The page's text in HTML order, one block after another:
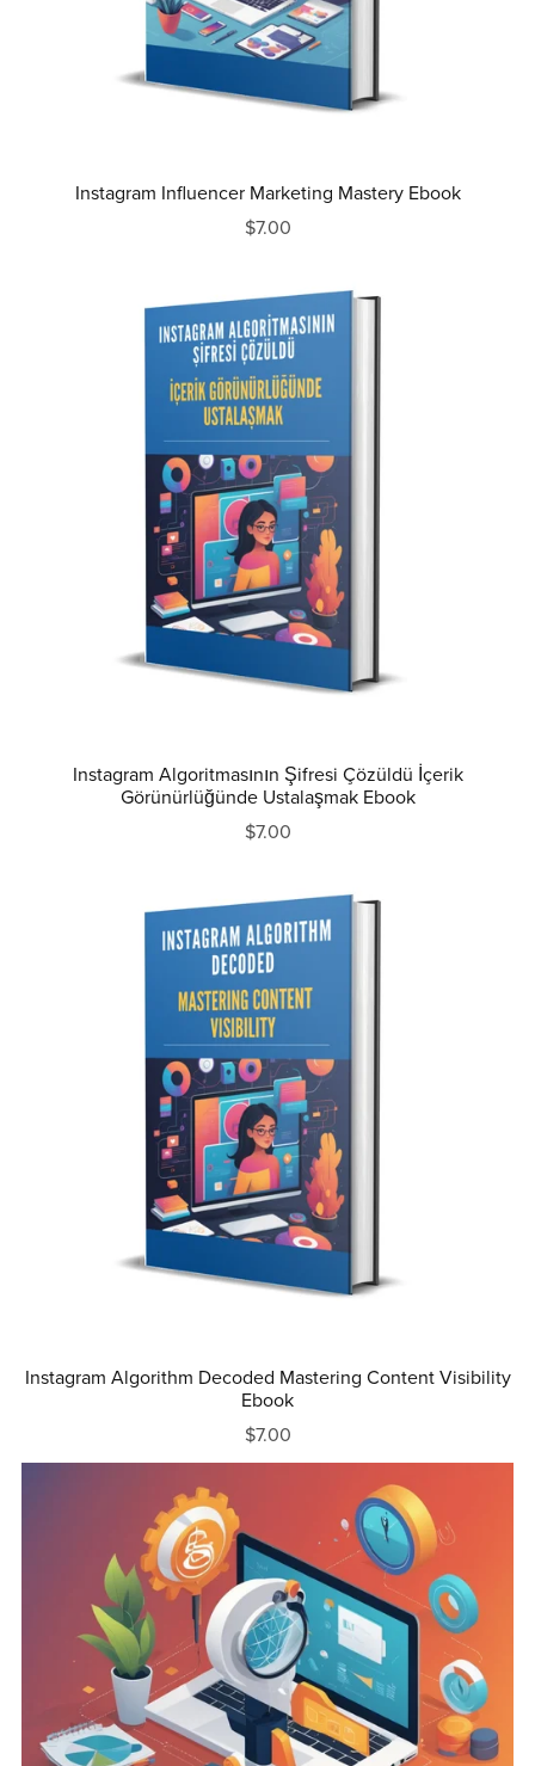
Instagram Influencer Marketing Mastery Ebook
$7.00
Instagram Algoritmasının Şifresi Çözüldü İçerik
Görünürlüğünde Ustalaşmak Ebook
$7.00
Instagram Algorithm Decoded Mastering Content Visibility
Ebook
$7.00